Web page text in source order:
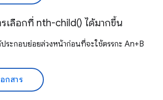
เลือกที่ nth-child() ได้มากขึ้น
ระกอบย่อยล่วงหน้าก่อนที่จะใช้ตรรกะ An+B
กสาร